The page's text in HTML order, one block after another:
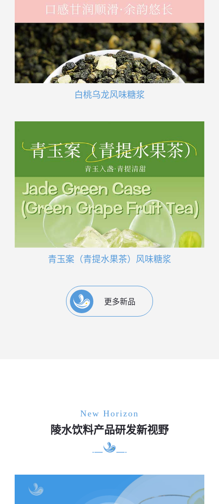
白桃乌龙风味糖浆
青玉案（青提水果茶）风味糖浆
更多新品
New Horizon
陵水饮料产品研发新视野